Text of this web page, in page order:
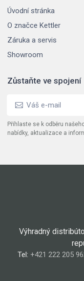
Úvodní stránka
O značce Kettler
Záruka a servis
Showroom
Zůstaňte ve spojení
Přihlaste se k odběru
nabídky, aktualizace a
Výhradný
Tel: +421 222 205